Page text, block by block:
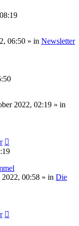
06:50 » in Newsletter
2022, 02:19 » in
2022, 00:58 » in Die